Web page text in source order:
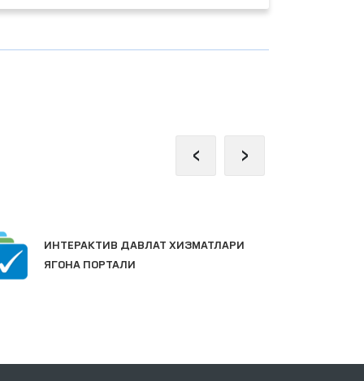
ИНТЕРАКТИВ ДАВЛАТ ХИЗМАТЛАРИ
ЯГОНА ПОРТАЛИ
‹ ›